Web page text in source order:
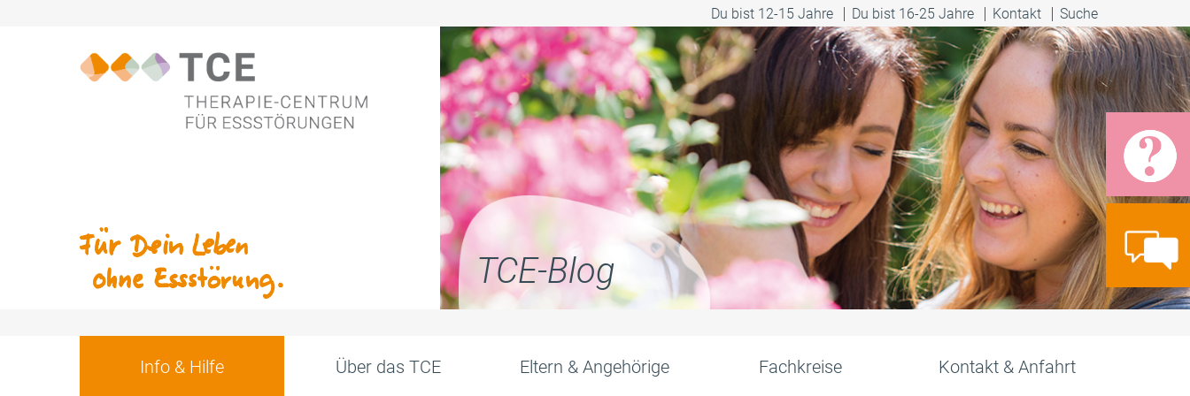
Du bist 12-15 Jahre Du bist 16-25 Jahre Kontakt Suche
TCE-Blog
Info & Hilfe Über das TCE Eltern & Angehörige Fachkreise Kontakt & Anfahrt